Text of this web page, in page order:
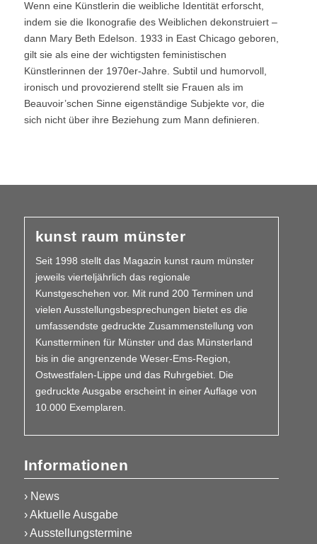
Wenn eine Künstlerin die weibliche Identität erforscht,
indem sie die Ikonografie des Weiblichen dekonstruiert –
dann Mary Beth Edelson. 1933 in East Chicago geboren,
gilt sie als eine der wichtigsten feministischen
Künstlerinnen der 1970er-Jahre. Subtil und humorvoll,
ironisch und provozierend stellt sie Frauen als im
Beauvoir’schen Sinne eigenständige Subjekte vor, die
sich nicht über ihre Beziehung zum Mann definieren.
kunst raum münster
Seit 1998 stellt das Magazin kunst raum münster
jeweils vierteljährlich das regionale
Kunstgeschehen vor. Mit rund 200 Terminen und
vielen Aus­­stellungs­besprechungen bietet es die
umfassendste gedruckte Zusammen­stellung von
Kunstterminen für Münster und das Münsterland
bis in die angrenzende Weser-Ems-Region,
Ostwestfalen-Lippe und das Ruhrgebiet. Die
gedruckte Ausgabe erscheint in einer Auflage von
10.000 Exemplaren.
Informationen
› News
› Aktuelle Ausgabe
› Ausstellungstermine